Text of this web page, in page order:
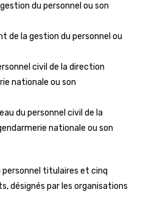
du personnel ou son
de la gestion du personnel ou
civil de la direction
nationale ou son
du personnel civil de la
nationale ou son
personnel titulaires et cinq
désignés par les organisations